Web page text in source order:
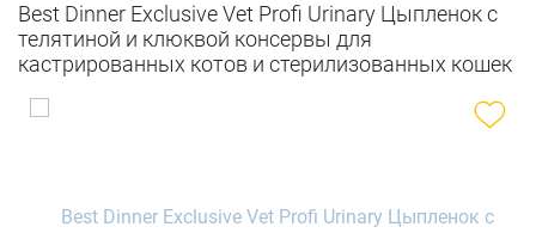
Best Dinner Exclusive Vet Profi Urinary Цыпленок с
телятиной и клюквой консервы для
кастрированных котов и стерилизованных кошек